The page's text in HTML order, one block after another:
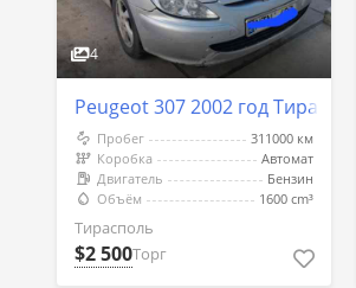
4
Peugeot 307 2002 год
Пробег
311000 км
Коробка
Автомат
Двигатель
Бензин
Объём
1600 cm³
Тирасполь
$2 500Торг